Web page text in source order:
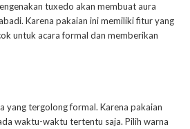
tuxedo akan membuat aura
Karena pakaian ini memiliki fitur yang
untuk acara formal dan memberikan
yang tergolong formal. Karena pakaian
waktu-waktu tertentu saja. Pilih warna